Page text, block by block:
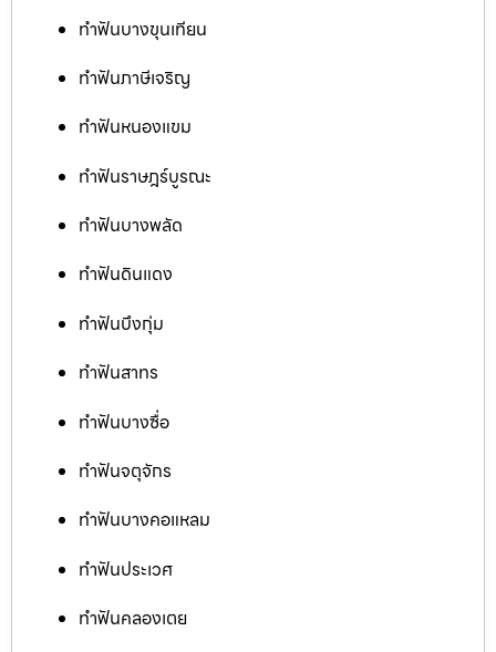
ทำฟันบางขุนเทียน
ทำฟันภาษีเจริญ
ทำฟันหนองแขม
ทำฟันราษฎร์บูรณะ
ทำฟันบางพลัด
ทำฟันดินแดง
ทำฟันบึงกุ่ม
ทำฟันสาทร
ทำฟันบางซื่อ
ทำฟันจตุจักร
ทำฟันบางคอแหลม
ทำฟันประเวศ
ทำฟันคลองเตย